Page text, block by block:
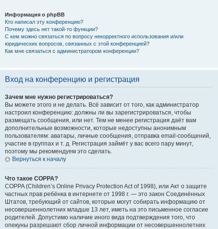
Информация о phpBB
Кто написал эту конференцию?
Почему здесь нет такой-то функции?
С кем можно связаться по вопросу некорректного использования и/или
юридических вопросов, связанных с этой конференцией?
Как мне связаться с администратором конференции?
Вход на конференцию и регистрация
Зачем мне нужно регистрироваться?
Вы можете этого и не делать. Всё зависит от того, как администратор
настроил конференцию: должны ли вы зарегистрироваться, чтобы
размещать сообщения, или нет. Тем не менее регистрация даёт вам
дополнительные возможности, которые недоступны анонимным
пользователям: аватары, личные сообщения, отправка email-сообщений,
участие в группах и т. д. Регистрация займёт у вас всего пару минут,
поэтому мы рекомендуем это сделать.
Вернуться к началу
Что такое COPPA?
COPPA (Children’s Online Privacy Protection Act of 1998), или Акт о защите
частных прав ребёнка в интернете от 1998 г. — это закон Соединённых
Штатов, требующий от сайтов, которые могут собирать информацию от
несовершеннолетних младше 13 лет, иметь на это письменное согласие
родителей. Допустимо наличие иного вида подтверждения того, что
опекуны разрешают сбор личной информации от несовершеннолетних